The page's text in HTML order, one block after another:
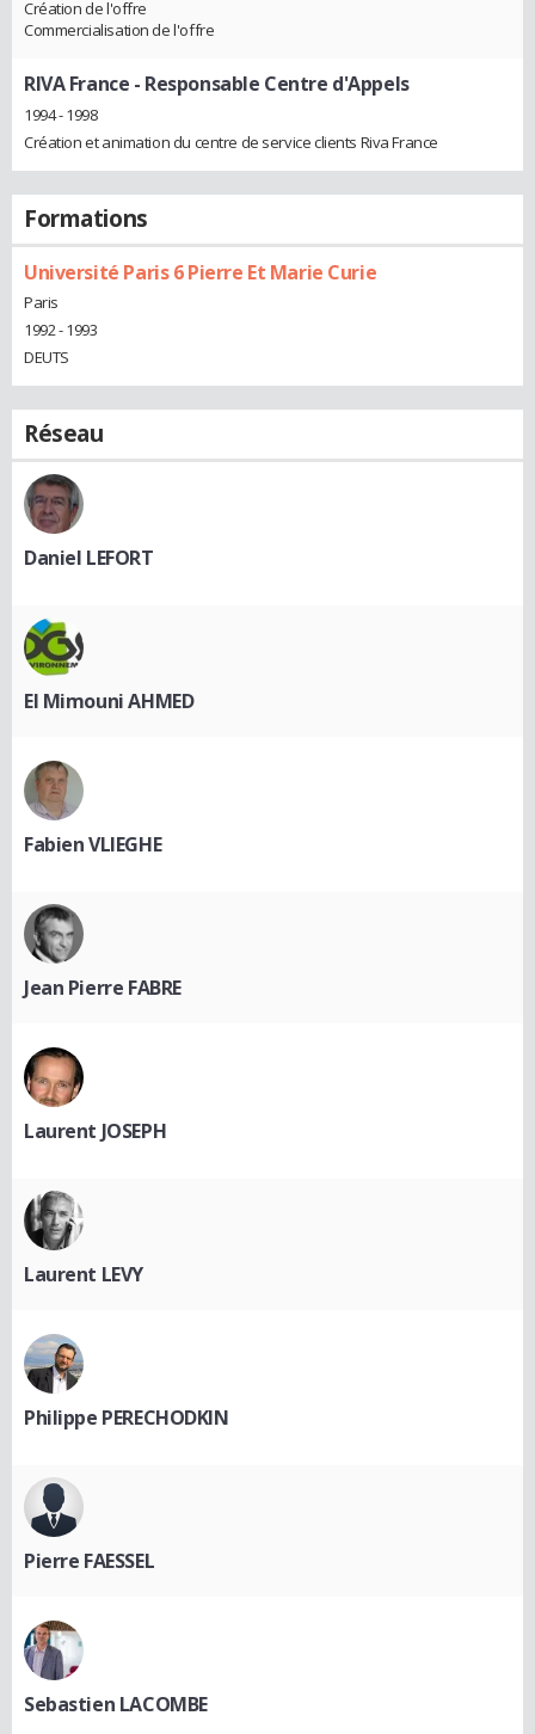
Création de l'offre
Commercialisation de l'offre
RIVA France - Responsable Centre d'Appels
1994 - 1998
Création et animation du centre de service clients Riva France
Formations
Université Paris 6 Pierre Et Marie Curie
Paris
1992 - 1993
DEUTS
Réseau
Daniel LEFORT
El Mimouni AHMED
Fabien VLIEGHE
Jean Pierre FABRE
Laurent JOSEPH
Laurent LEVY
Philippe PERECHODKIN
Pierre FAESSEL
Sebastien LACOMBE